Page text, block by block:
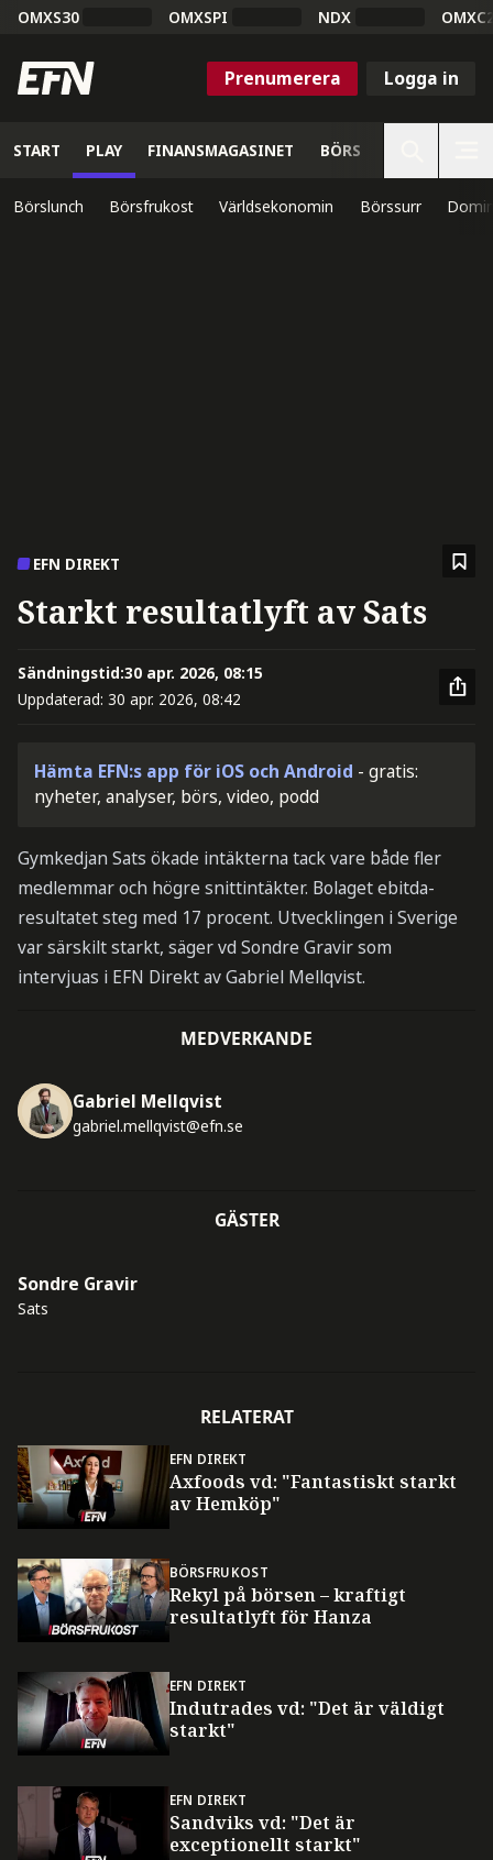
OMXS30 OMXSPI NDX
Prenumerera Logga in
START PLAY FINANSMAGASINET BÖRS
Börslunch Börsfrukost Världsekonomin Börssurr
EFN DIREKT
Starkt resultatlyft av Sats
Sändningstid:30 apr. 2026, 08:15
Uppdaterad: 30 apr. 2026, 08:42
Hämta EFN:s app för iOS och Android - gratis:
nyheter, analyser, börs, video, podd
Gymkedjan Sats ökade intäkterna tack vare både fler
medlemmar och högre snittintäkter. Bolaget ebitda-
resultatet steg med 17 procent. Utvecklingen i Sverige
var särskilt starkt, säger vd Sondre Gravir som
intervjuas i EFN Direkt av Gabriel Mellqvist.
MEDVERKANDE
Gabriel Mellqvist
gabriel.mellqvist@efn.se
GÄSTER
Sondre Gravir
Sats
RELATERAT
EFN DIREKT
Axfoods vd: "Fantastiskt starkt
av Hemköp"
BÖRSFRUKOST
Rekyl på börsen – kraftigt
resultatlyft för Hanza
EFN DIREKT
Indutrades vd: "Det är väldigt
starkt"
EFN DIREKT
Sandviks vd: "Det är
exceptionellt starkt"